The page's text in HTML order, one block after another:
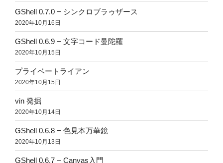
GShell 0.7.0 − シンクロブラゥザース
2020年10月16日
GShell 0.6.9 − 文字コード曼陀羅
2020年10月15日
プライベートライアン
2020年10月15日
vin 発掘
2020年10月14日
GShell 0.6.8 − 色見本万華鏡
2020年10月13日
GShell 0.6.7 − Canvas入門